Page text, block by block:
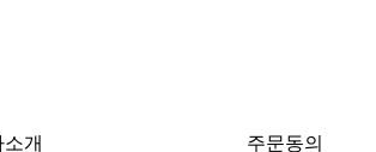
개 주문동의